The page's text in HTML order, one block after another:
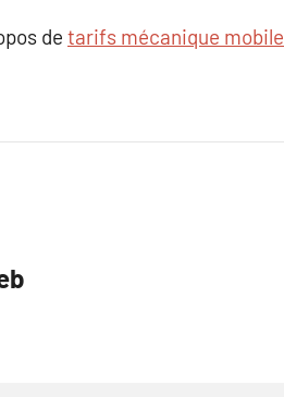
de tarifs mécanique mobile